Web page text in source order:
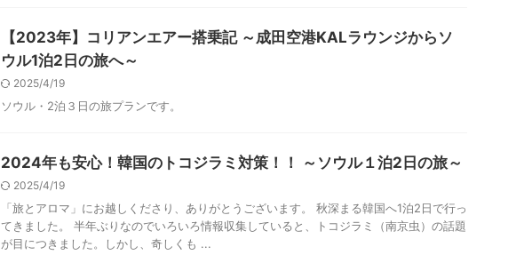
【2023年】コリアンエアー搭乗記 ～成田空港KALラウンジからソ
ウル1泊2日の旅へ～
2025/4/19
ソウル・2泊３日の旅プランです。
2024年も安心！韓国のトコジラミ対策！！ ～ソウル１泊2日の旅～
2025/4/19
「旅とアロマ」にお越しくださり、ありがとうございます。 秋深まる韓国へ1泊2日で行っ
てきました。 半年ぶりなのでいろいろ情報収集していると、トコジラミ（南京虫）の話題
が目につきました。しかし、奇しくも ...